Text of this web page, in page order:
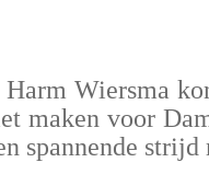
Wiersma
maken voor
spannende